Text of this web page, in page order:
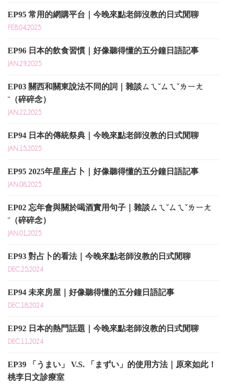
EP95 常用的網購平台｜今晚來點老師沒教的日式閒聊
FEB.04,2025
EP96 日本的飲食習慣｜好像聽得懂的五分鐘日語記事
JAN.29,2025
EP03 關西和關東說法不同的詞｜雜談ㄙㄟˇㄙㄟˇㄌㄧㄤ
ˉ（碎碎念）
JAN.22,2025
EP94 日本的傳統祭典｜今晚來點老師沒教的日式閒聊
JAN.15,2025
EP95 2025年星座占卜｜好像聽得懂的五分鐘日語記事
JAN.08,2025
EP02 忘年會與關於喝酒實用句子｜雜談ㄙㄟˇㄙㄟˇㄌㄧㄤ
ˉ（碎碎念）
JAN.01,2025
EP93 對占卜的看法｜今晚來點老師沒教的日式閒聊
DEC.25,2024
EP94 未來房屋｜好像聽得懂的五分鐘日語記事
DEC.18,2024
EP92 日本的熱門話題｜今晚來點老師沒教的日式閒聊
DEC.11,2024
EP39 「うまい」 V.S. 「まずい」的使用方法｜原來如此！
桃李日文診療室